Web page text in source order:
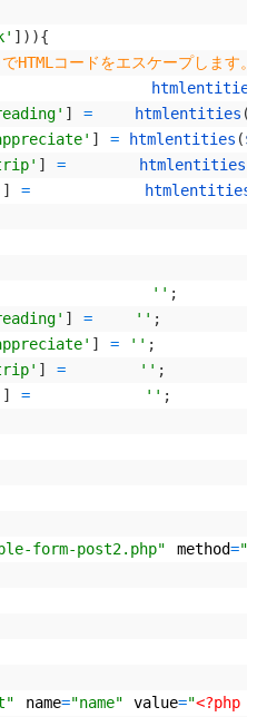
] ) ){
コードをエスケープします。
htmlentities
] = htmlentities (
] = htmlentities (
] = htmlentities
] = htmlentities
'' ;
] = '' ;
] = '' ;
] = '' ;
] = '' ;
form-post2.php" method=
name="name" value="<?php